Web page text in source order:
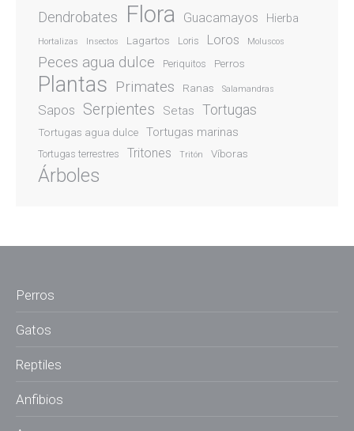
Dendrobates Flora Guacamayos Hierba
Hortalizas Insectos Lagartos Loris Loros Moluscos
Peces agua dulce Periquitos Perros
Plantas Primates Ranas Salamandras
Sapos Serpientes Setas Tortugas
Tortugas agua dulce Tortugas marinas
Tortugas terrestres Tritones Tritón Víboras
Árboles
Perros
Gatos
Reptiles
Anfibios